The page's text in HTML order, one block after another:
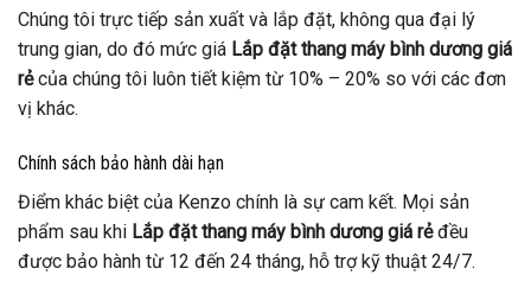
Chúng tôi trực tiếp sản xuất và lắp đặt, không qua đại lý
trung gian, do đó mức giá Lắp đặt thang máy bình dương giá
rẻcủa chúng tôi luôn tiết kiệm từ 10% – 20% so với các đơn
vị khác.
Chính sách bảo hành dài hạn
Điểm khác biệt của Kenzo chính là sự cam kết. Mọi sản
phẩm sau khi Lắp đặt thang máy bình dương giá rẻđều
được bảo hành từ 12 đến 24 tháng, hỗ trợ kỹ thuật 24/7.